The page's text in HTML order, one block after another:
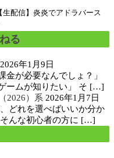
【生配信】炎炎でアドラバース
る
2026年1月9日
金が必要なんでしょ？」
ームが知りたい」 そ […]
2026）系 2026年1月7日
どれを選べばいいか分か
んな初心者の方に […]